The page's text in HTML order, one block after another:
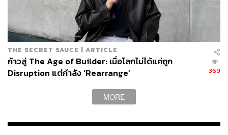
สิ่งที่เกิดขึ้นเหล่านี้คือปรากฏการณ์ที่น่าจับตามอง ที่แม้แต่มือ
เก๋าในวงการอย่าง แสตมป์ อภิวัชร์ เองก็ยอมรับว่าเขาต้องขอ
คำแนะนำจากรุ่นน้องอย่าง 4MIX เพื่อทำความเข้าใจ
ปรากฏการณ์ที่เกิดขึ้น ซึ่งแม้จะเคยรู้ว่าคุณภาพของดนตรีคือ
สูตรสำเร็จที่จะก้าวผ่านกำแพงด้านภาษา แต่สิ่งที่สำคัญไม่แพ้
กันคือจังหวะการปล่อยเพลงที่ต้องถูกที่และถูกเวลาด้วย ซึ่ง
บางครั้งอาจต้องการความช่วยเหลือจากสิ่งเหนือธรรมชาติ
อุตสาหกรรมดนตรีไทย “เรากำลังพยายามค้นหาตัวตนใน
THE SECRET SAUCE | ARTICLE
ก้าวสู่ The Age of Builder: เมื่อโลกไม่ได้แค่ถูก
Disruption แต่กำลัง ‘Rearrange’
369
MORE